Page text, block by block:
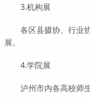
3.机构展
各区县摄协、行业协
展。
4.学院展
泸州市内各高校师